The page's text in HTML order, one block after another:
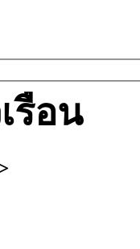
รือน